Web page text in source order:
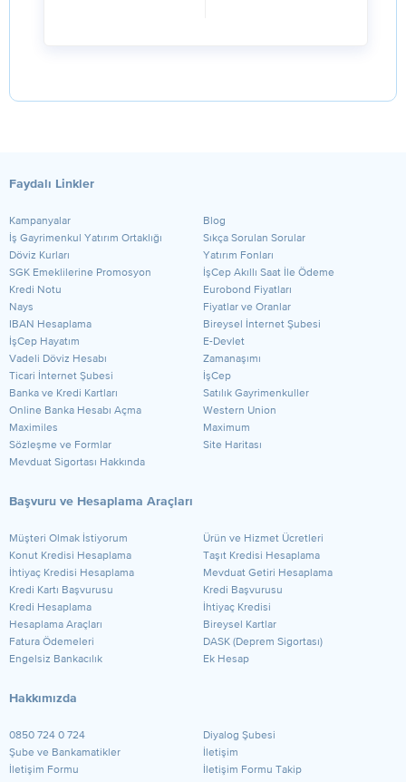
Faydalı Linkler
Kampanyalar
Blog
​İş Gayrimenkul Yatırım Ortaklığı
Sıkça Sorulan Sorular
Döviz Kurları
Yatırım Fonları
SGK Emeklilerine Promosyon
İşCep Akıllı Saat İle Ödeme
Kredi Notu
Eurobond Fiyatları
Nays
Fiyatlar ve Oranlar
IBAN Hesaplama
Bireysel İnternet Şubesi
İşCep Hayatım
E-Devlet
Vadeli Döviz Hesabı
Zamanaşımı
Ticari İnternet Şubesi
İşCep
Banka ve Kredi Kartları
Satılık Gayrimenkuller
Online Banka Hesabı Açma
Western Union
Maximiles
Maximum
Sözleşme ve Formlar
Site Haritası
Mevduat Sigortası Hakkında
Başvuru ve Hesaplama Araçları
Müşteri Olmak İstiyorum
Ürün ve Hizmet Ücretleri
Konut Kredisi Hesaplama
Taşıt Kredisi Hesaplama
İhtiyaç Kredisi Hesaplama
Mevduat Getiri Hesaplama
Kredi Kartı Başvurusu
Kredi Başvurusu
Kredi Hesaplama
İhtiyaç Kredisi
Hesaplama Araçları
Bireysel Kartlar
Fatura Ödemeleri
DASK (Deprem Sigortası)
Engelsiz Bankacılık
Ek Hesap
Hakkımızda
0850 724 0 724
Diyalog Şubesi
Şube ve Bankamatikler
İletişim
İletişim Formu
İletişim Formu Takip